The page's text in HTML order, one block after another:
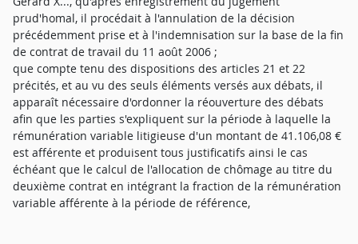
prud'homal, il procédait à l'annulation de la décision
précédemment prise et à l'indemnisation sur la base de la fin
de contrat de travail du 11 août 2006 ;
que compte tenu des dispositions des articles 21 et 22
précités, et au vu des seuls éléments versés aux débats, il
apparaît nécessaire d'ordonner la réouverture des débats
afin que les parties s'expliquent sur la période à laquelle la
rémunération variable litigieuse d'un montant de 41.106,08 €
est afférente et produisent tous justificatifs ainsi le cas
échéant que le calcul de l'allocation de chômage au titre du
deuxième contrat en intégrant la fraction de la rémunération
variable afférente à la période de référence,